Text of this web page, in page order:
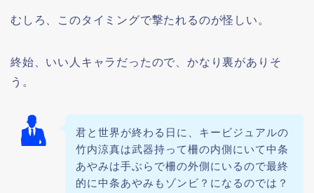
むしろ、このタイミングで撃たれるのが怪しい。
終始、いい人キャラだったので、かなり裏がありそ
う。
君と世界が終わる日に、キービジュアルの
竹内涼真は武器持って柵の内側にいて中条
あやみは手ぶらで柵の外側にいるので最終
的に中条あやみもゾンビ？になるのでは？